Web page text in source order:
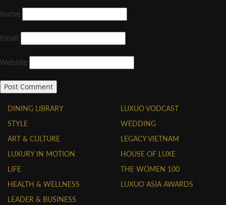
Name
Email
Website
DINING LIBRARY
STYLE
ART & CULTURE
LUXURY IN MOTION
LIFE
HEALTH & WELLNESS
LEADER & BUSINESS
LUXUO VODCAST
WEDDING
LEGACY VIETNAM
HOUSE OF LUXE
THE WOMEN 100
LUXUO ASIA AWARDS